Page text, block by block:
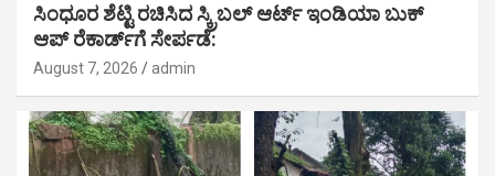
ಸಿಂಧೂರ ಶೆಟ್ಟಿ ರಚಿಸಿದ ಸ್ಕ್ರಿಬಲ್ ಆರ್ಟ್ ಇಂಡಿಯಾ ಬುಕ್
ಆಪ್ ರೆಕಾರ್ಡ್‌ಗೆ ಸೇರ್ಪಡೆ:
August 7, 2026 admin